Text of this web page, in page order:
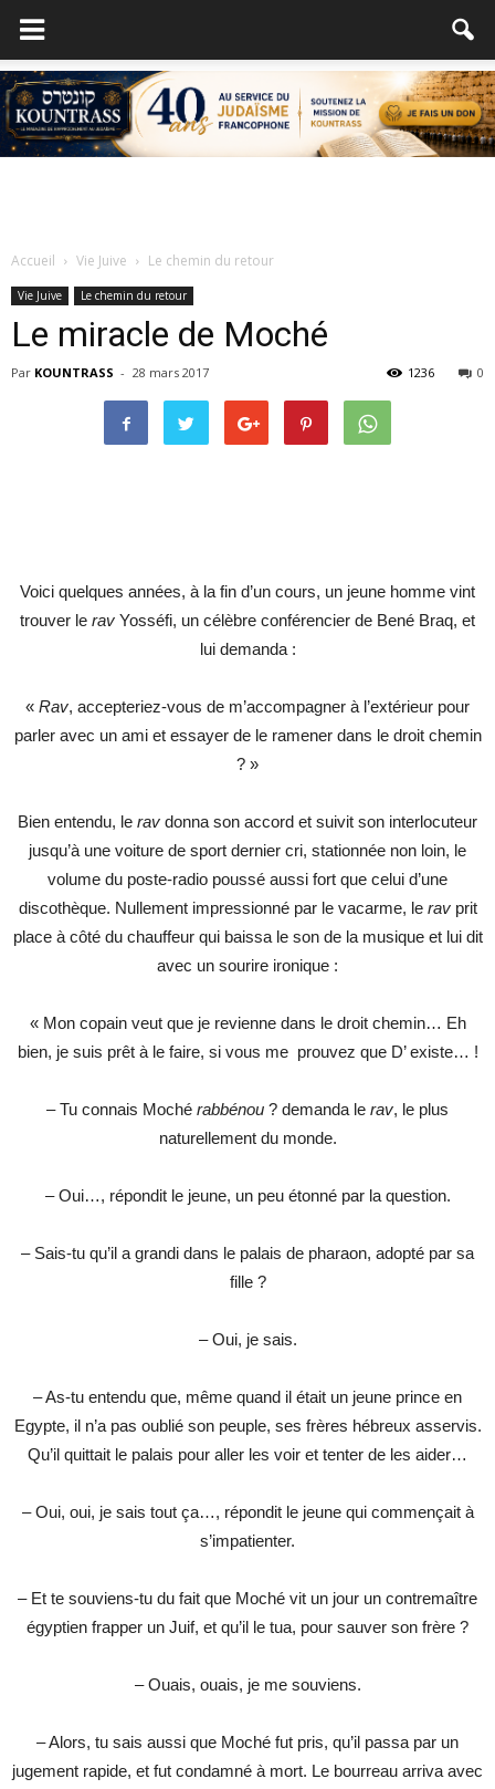
Accueil Vie Juive Le chemin du retour
Vie Juive Le chemin du retour
Le miracle de Moché
Par KOUNTRASS - 28 mars 2017 0
1236
Voici quelques années, à la fin d’un cours, un jeune homme vint
trouver le rav Yosséfi, un célèbre conférencier de Bené Braq, et
lui demanda :
« Rav, accepteriez-vous de m’accompagner à l’extérieur pour
parler avec un ami et essayer de le ramener dans le droit chemin
? »
Bien entendu, le rav donna son accord et suivit son interlocuteur
jusqu’à une voiture de sport dernier cri, stationnée non loin, le
volume du poste-radio poussé aussi fort que celui d’une
discothèque. Nullement impressionné par le vacarme, le ravprit
place à côté du chauffeur qui baissa le son de la musique et lui dit
avec un sourire ironique :
« Mon copain veut que je revienne dans le droit chemin… Eh
bien, je suis prêt à le faire, si vous me prouvez que D’ existe… !
– Tu connais Moché rabbénou ? demanda le rav, le plus
naturellement du monde.
– Oui…, répondit le jeune, un peu étonné par la question.
– Sais-tu qu’il a grandi dans le palais de pharaon, adopté par sa
fille ?
– Oui, je sais.
– As-tu entendu que, même quand il était un jeune prince en
Egypte, il n’a pas oublié son peuple, ses frères hébreux asservis.
Qu’il quittait le palais pour aller les voir et tenter de les aider…
– Oui, oui, je sais tout ça…, répondit le jeune qui commençait à
s’impatienter.
– Et te souviens-tu du fait que Moché vit un jour un contremaître
égyptien frapper un Juif, et qu’il le tua, pour sauver son frère ?
– Ouais, ouais, je me souviens.
– Alors, tu sais aussi que Moché fut pris, qu’il passa par un
jugement rapide, et fut condamné à mort. Le bourreau arriva avec